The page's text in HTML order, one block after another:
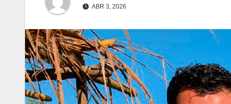
ABR 3, 2026